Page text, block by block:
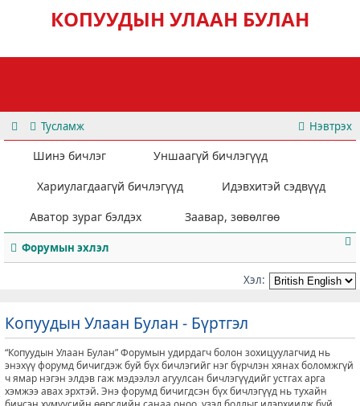
КОПУУДЫН УЛААН БУЛАН
Тусламж Нэвтрэх
Шинэ бичлэг
Уншаагүй бичлэгүүд
Хариулагдаагүй бичлэгүүд
Идэвхитэй сэдвүүд
Аватор зураг бэлдэх
Заавар, зөвөлгөө
Форумын эхлэл
а
Хэл:
Копуудын Улаан Булан - Бүртгэл
“Копуудын Улаан Булан” Форумын удирдагч болон зохицуулагчид нь
энэхүү форумд бичигдэж буй бүх бичлэгийг нэг бүрчлэн хянах боломжгүй
ч ямар нэгэн элдэв гаж мэдээлэл агуулсан бичлэгүүдийг устгах арга
хэмжээ авах эрхтэй. Энэ форумд бичигдсэн бүх бичлэгүүд нь тухайн